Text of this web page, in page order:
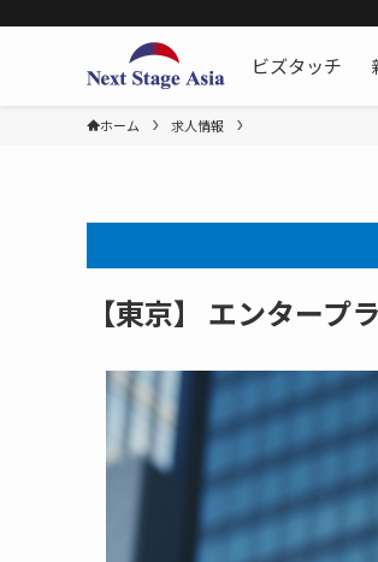
ビズ
ホーム 求人情報
【東京】 エンタープ